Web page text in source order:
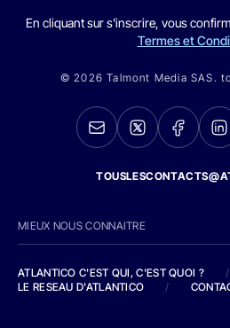
En cliquant sur s'inscrire, vous
Termes et
© 2026 Talmont Media SAS.
MIEUX NOUS CONNAITRE
ATLANTICO C'EST QUI, C'EST QUOI ?
/
LE RESEAU D'ATLANTICO
/